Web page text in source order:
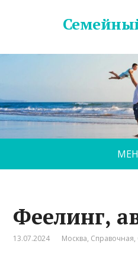
Феелинг,
13.07.2024 Москва, Справочная,